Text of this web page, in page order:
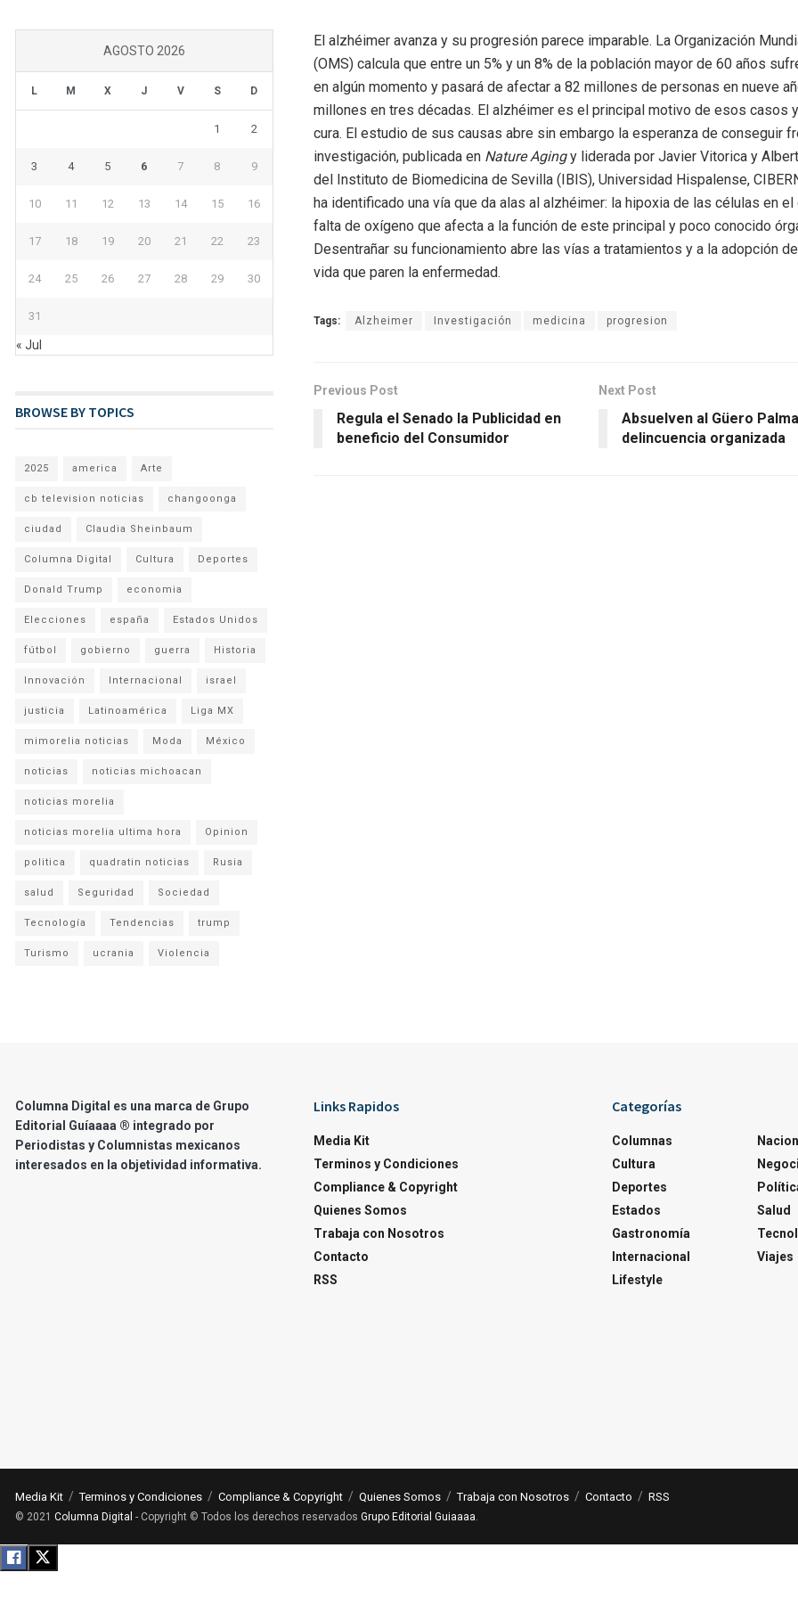
El alzhéimer avanza y su progresión parece imparable. La Organización
(OMS) calcula que entre un 5% y un 8% de la población mayor de 60 años
en algún momento y pasará de afectar a 82 millones de personas en nueve
millones en tres décadas. El alzhéimer es el principal motivo de esos casos
cura. El estudio de sus causas abre sin embargo la esperanza de conseguir
investigación, publicada en Nature Agingy liderada por Javier Vitorica y
del Instituto de Biomedicina de Sevilla (IBIS), Universidad Hispalense,
ha identificado una vía que da alas al alzhéimer: la hipoxia de las células en el
falta de oxígeno que afecta a la función de este principal y poco conocido
Desentrañar su funcionamiento abre las vías a tratamientos y a la adopción
vida que paren la enfermedad.
Tags: Alzheimer Investigación medicina progresion
Previous Post
Regula el Senado la Publicidad en
beneficio del Consumidor
Next Post
Absuelven al Güero
delincuencia organizada
AGOSTO 2026
L M X J V S D
1 2
3 4 5 6 7 8 9
10 11 12 13 14 15 16
17 18 19 20 21 22 23
24 25 26 27 28 29 30
31
« Jul
BROWSE BY TOPICS
2025 america Arte
cb television noticias changoonga
ciudad Claudia Sheinbaum
Columna Digital Cultura Deportes
Donald Trump economia
Elecciones españa Estados Unidos
fútbol gobierno guerra Historia
Innovación Internacional israel
justicia Latinoamérica Liga MX
mimorelia noticias Moda México
noticias noticias michoacan
noticias morelia
noticias morelia ultima hora Opinion
politica quadratin noticias Rusia
salud Seguridad Sociedad
Tecnología Tendencias trump
Turismo ucrania Violencia
Columna Digital es una marca de Grupo
Editorial Guíaaaa ® integrado por
Periodistas y Columnistas mexicanos
interesados en la objetividad informativa.
Links Rapidos
Media Kit
Terminos y Condiciones
Compliance & Copyright
Quienes Somos
Trabaja con Nosotros
Contacto
RSS
Categorías
Columnas
Cultura
Deportes
Estados
Gastronomía
Internacional
Lifestyle
Salud
Viajes
Media Kit Terminos y Condiciones Compliance & Copyright Quienes Somos Trabaja con Nosotros Contacto RSS
© 2021 Columna Digital - Copyright © Todos los derechos reservados Grupo Editorial Guiaaaa